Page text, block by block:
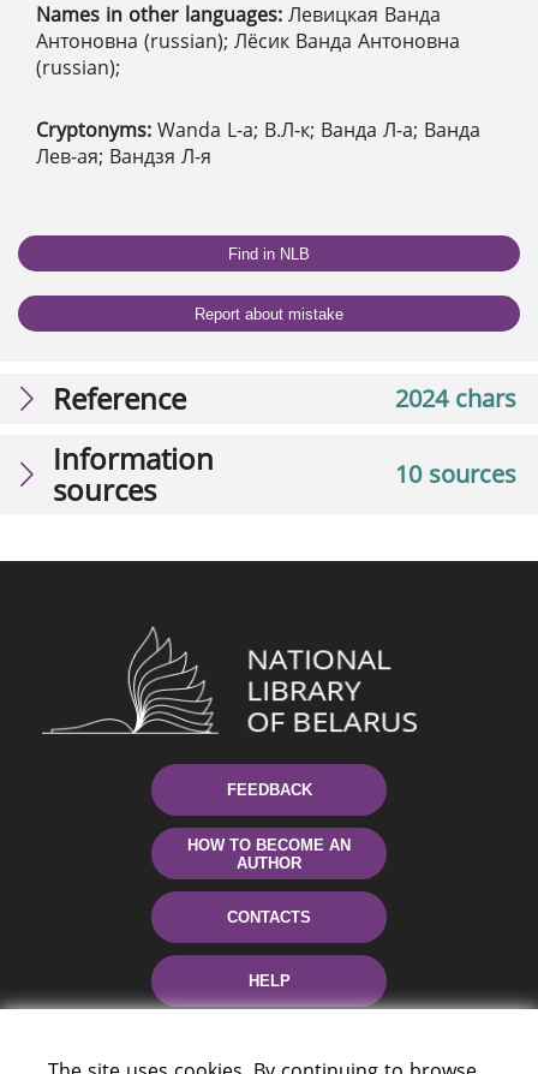
Names in other languages: Левицкая Ванда
Антоновна (russian); Лёсик Ванда Антоновна
(russian);
Cryptonyms: Wanda L-a; В.Л-к; Ванда Л-а; Ванда
Лев-ая; Вандзя Л-я
Find in NLB
Report about mistake
2024 chars
Reference
10 sources
Information
sources
FEEDBACK
HOW TO BECOME AN
AUTHOR
CONTACTS
HELP